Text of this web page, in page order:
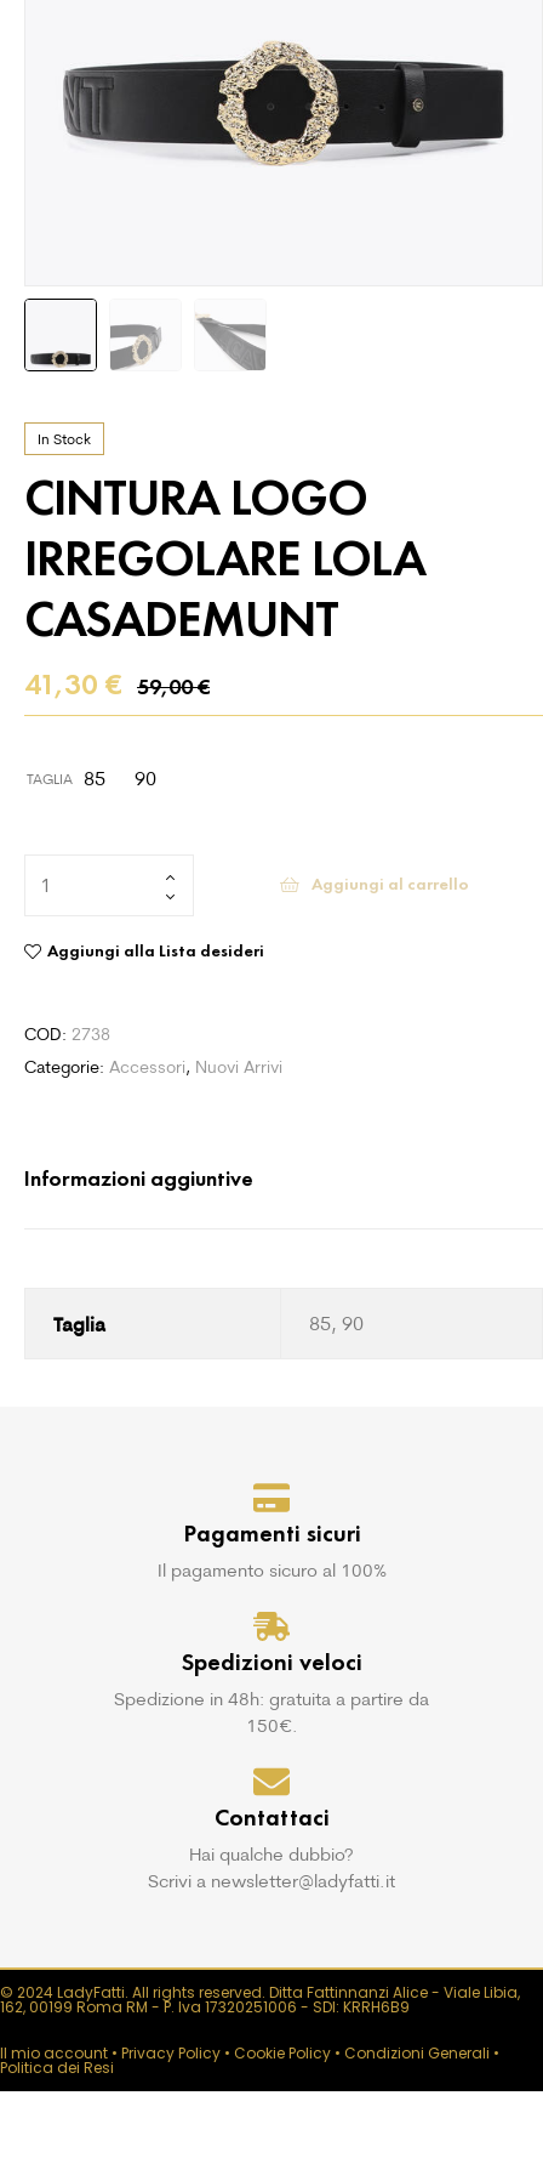
In Stock
CINTURA LOGO
IRREGOLARE LOLA
CASADEMUNT
59,00€
41,30 €
TAGLIA 85 90
Aggiungi al carrello
Aggiungi alla Lista desideri
COD: 2738
Categorie: Accessori, Nuovi Arrivi
Informazioni aggiuntive
Taglia 85, 90
Pagamenti sicuri
Il pagamento sicuro al 100%
Spedizioni veloci
Spedizione in 48h: gratuita a partire da
150€.
Contattaci
Hai qualche dubbio?
Scrivi a newsletter@ladyfatti.it
© 2024 LadyFatti. All rights reserved. Ditta Fattinnanzi Alice - Viale Libia,
162, 00199 Roma RM - P. Iva 17320251006 - SDI: KRRH6B9
Il mio account • Privacy Policy • Cookie Policy • Condizioni Generali •
Politica dei Resi